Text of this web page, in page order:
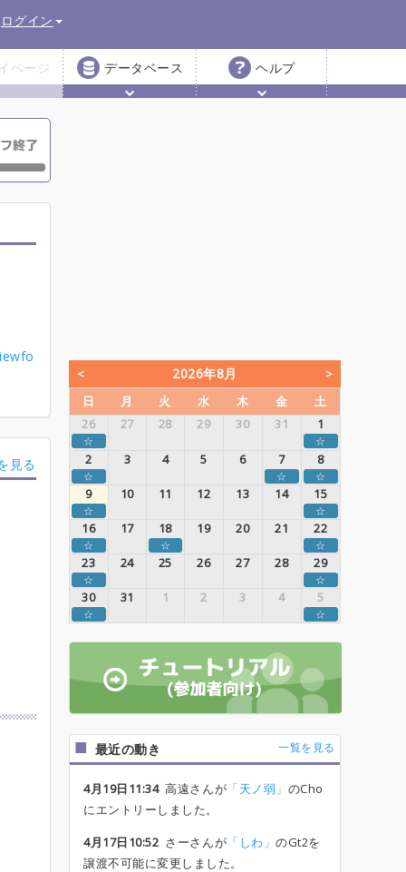
ログイン
ページ データベース ヘルプ
見る
2026年8月
日 月 火 水 木 金
土
26
27 28 29 30 31 1
☆ ☆
2 3 4 5 6 7 8
☆ ☆ ☆
9 10 11 12 13 14 15
☆ ☆
16 17 18 19 20 21 22
☆ ☆ ☆
23 24 25 26 27 28 29
☆ ☆
30 31 1 2 3 4 5
☆ ☆
最近の動き 一覧を見る
4月19日11:34高遠さんが 「天ノ弱」 のCho
にエントリーしました。
4月17日10:52 さーさんが 「しわ」のGt2を
譲渡不可能に変更しました。